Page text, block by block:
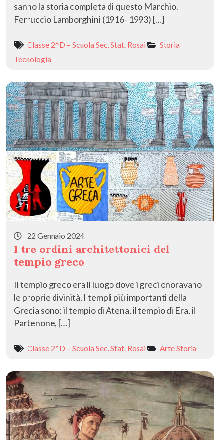
sanno la storia completa di questo Marchio.
Ferruccio Lamborghini (1916- 1993) […]
Classe 2^D – Scuola Sec. Stat. Rosai
Storia
Tecnologia
22 Gennaio 2024
I tre ordini architettonici del
tempio greco
Il tempio greco era il luogo dove i greci onoravano
le proprie divinità. I templi più importanti della
Grecia sono: il tempio di Atena, il tempio di Era, il
Partenone, […]
Classe 2^D – Scuola Sec. Stat. Rosai ArteStoria